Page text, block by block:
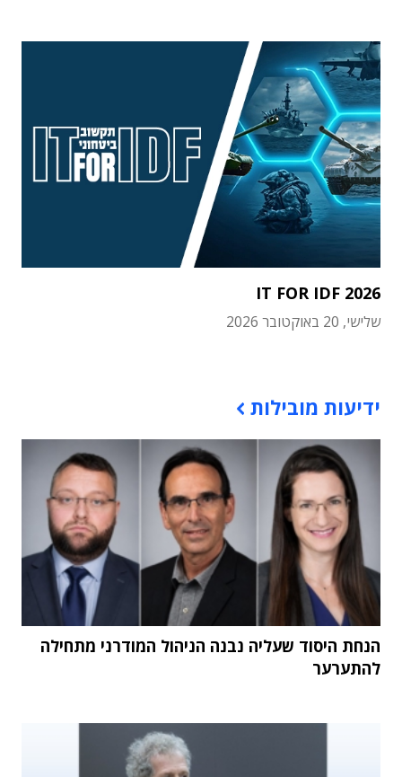
IT FOR IDF 2026
שלישי, 20 באוקטובר 2026
ידיעות מובילות
הנחת היסוד שעליה נבנה הניהול המודרני מתחילה
להתערער